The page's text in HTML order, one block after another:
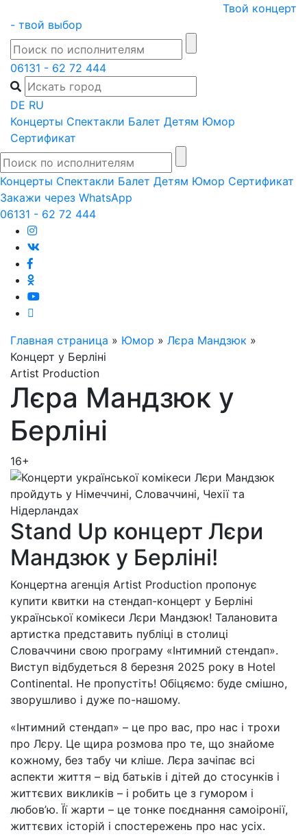
content
Твой концерт
- твой выбор
06131 - 62 72 444
DE RU
Концерты Спектакли Балет Детям Юмор
Сертификат
Концерты Спектакли Балет Детям Юмор Сертификат
Закажи через WhatsApp
06131 - 62 72 444
Главная страница » Юмор » Лєра Мандзюк »
Концерт у Берліні
Artist Production
Лєра Мандзюк у
Берліні
16+
Stand Up концерт Лєри
Мандзюк у Берліні!
Концертна агенція Artist Production пропонує
купити квитки на стендап-концерт у Берліні
української комікеси Лєри Мандзюк! Талановита
артистка представить публіці в столиці
Словаччини свою програму «Інтимний стендап».
Виступ відбудеться 8 березня 2025 року в Hotel
Continental. Не пропустіть! Обіцяємо: буде смішно,
зворушливо і дуже по-нашому.
«Інтимний стендап» – це про вас, про нас і трохи
про Лєру. Це щира розмова про те, що знайоме
кожному, без табу чи кліше. Лєра зачіпає всі
аспекти життя – від батьків і дітей до стосунків і
життєвих викликів – і робить це з гумором і
любов’ю. Її жарти – це тонке поєднання самоіронії,
життєвих історій і спостережень про нас усіх.